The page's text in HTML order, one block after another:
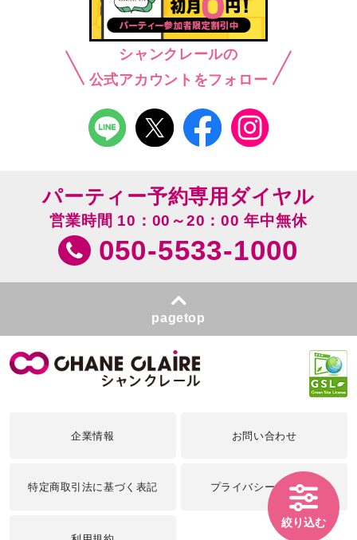
シャンクレールの
公式アカウントをフォロー
絞り込む
パーティー予約専用ダイヤル
営業時間 10：00～20：00 年中無休
050-5533-1000
pagetop
企業情報 お問い合わせ
特定商取引法に基づく表記 プライバシーポリシー